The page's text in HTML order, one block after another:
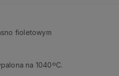
fioletowym
na 1040ºC.